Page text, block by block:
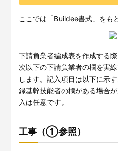
ここでは「Buildee書式」をも
下請負業者編成表を作成する
次以下の下請負業者の欄を実
します。記入項目は以下に示
録基幹技能者の欄がある場合
入は任意です。
工事（①参照）